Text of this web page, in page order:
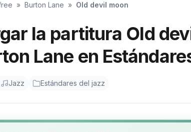
» Burton Lane » Old devil moon
la partitura Old
Lane en
Jazz Estándares del jazz